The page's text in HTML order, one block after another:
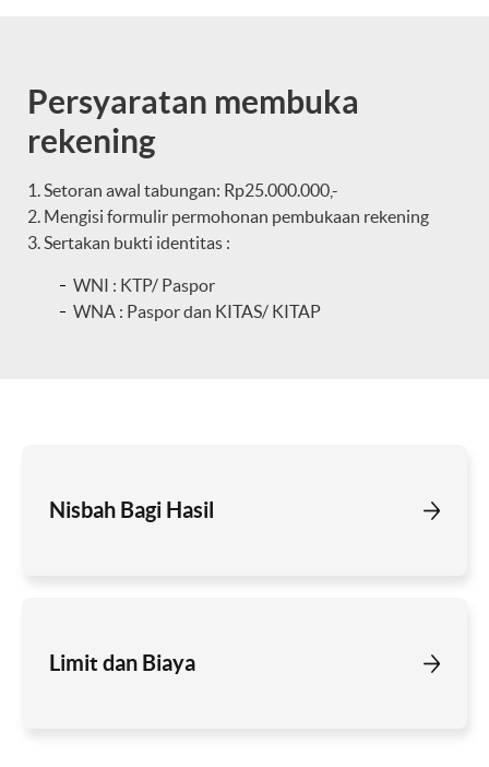
Persyaratan membuka
rekening
Setoran awal tabungan: Rp25.000.000,-
Mengisi formulir permohonan pembukaan rekening
Sertakan bukti identitas :
WNI : KTP/ Paspor
WNA : Paspor dan KITAS/ KITAP
Nisbah Bagi Hasil
Limit dan Biaya